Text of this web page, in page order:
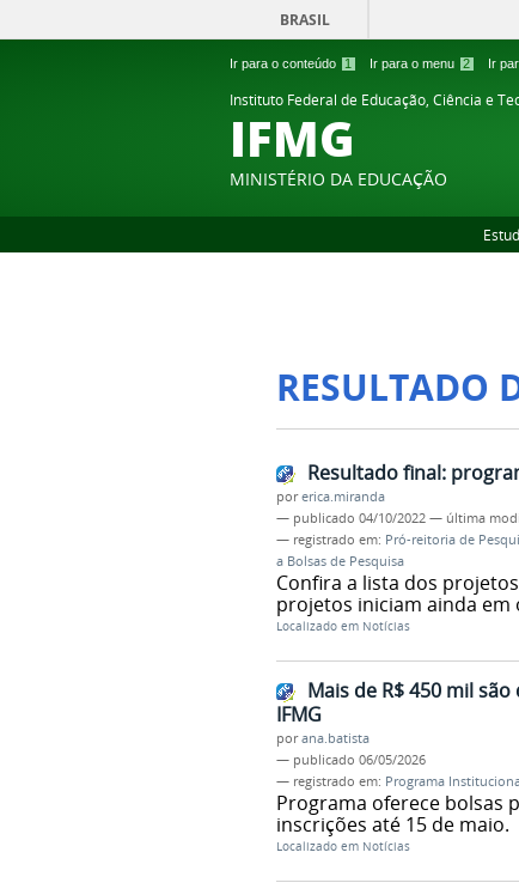
Ir para o conteúdo 1 Ir para o menu 2 Ir
BRASIL
Instituto Federal de Educação, Ciência e
IFMG
MINISTÉRIO DA EDUCAÇÃO
RESULTADO
Resultado final:
porerica.miranda
— publicado 04/10/2022 — última
— registrado em: Pró-reitoria de
a Bolsas de Pesquisa
Confira a lista dos
projetos iniciam ainda em
Localizado em Notícias
Mais de R$ 450 mil
IFMG
porana.batista
— publicado 06/05/2026
— registrado em: Programa
Programa oferece bolsas
inscrições até 15 de maio.
Localizado em Notícias